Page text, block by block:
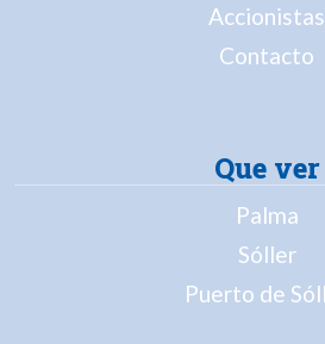
Accionistas
Contacto
Que ver
Palma
Sóller
Puerto de